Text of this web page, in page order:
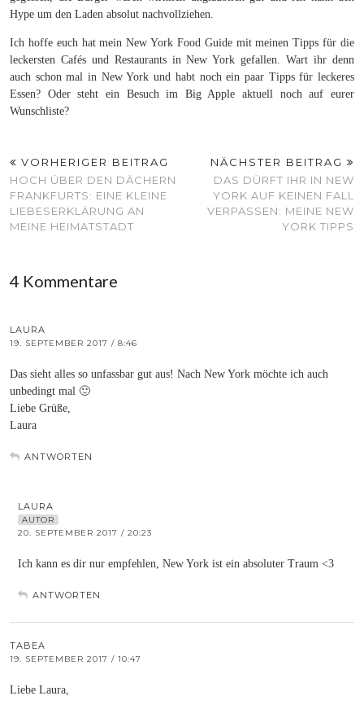
Hype um den Laden absolut nachvollziehen.
Ich hoffe euch hat mein New York Food Guide mit meinen Tipps für die
leckersten Cafés und Restaurants in New York gefallen. Wart ihr denn
auch schon mal in New York und habt noch ein paar Tipps für leckeres
Essen? Oder steht ein Besuch im Big Apple aktuell noch auf eurer
Wunschliste?
VORHERIGER BEITRAG
HOCH ÜBER DEN DÄCHERN
FRANKFURTS: EINE KLEINE
LIEBESERKLÄRUNG AN
MEINE HEIMATSTADT
NÄCHSTER BEITRAG
DAS DÜRFT IHR IN NEW
YORK AUF KEINEN FALL
VERPASSEN: MEINE NEW
YORK TIPPS
4 Kommentare
LAURA
19. SEPTEMBER 2017 / 8:46
Das sieht alles so unfassbar gut aus! Nach New York möchte ich auch
unbedingt mal 🙂
Liebe Grüße,
Laura
ANTWORTEN
LAURA
AUTOR
20. SEPTEMBER 2017 / 20:23
Ich kann es dir nur empfehlen, New York ist ein absoluter Traum <3
ANTWORTEN
TABEA
19. SEPTEMBER 2017 / 10:47
Liebe Laura,